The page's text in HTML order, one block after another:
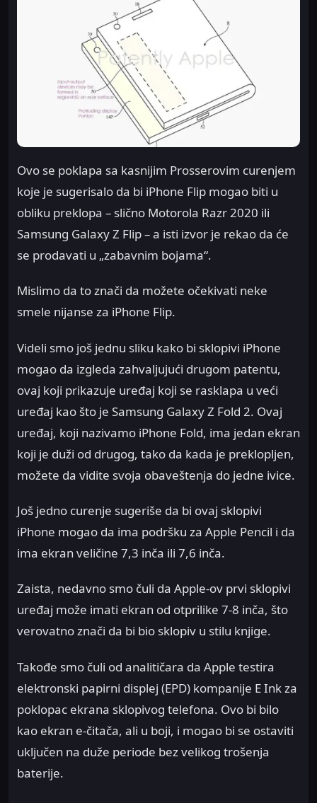
Ovo se poklapa sa kasnijim Prosserovim curenjem
koje je sugerisalo da bi iPhone Flip mogao biti u
obliku preklopa – slično Motorola Razr 2020 ili
Samsung Galaxy Z Flip – a isti izvor je rekao da će
se prodavati u „zabavnim bojama“.
Mislimo da to znači da možete očekivati neke
smele nijanse za iPhone Flip.
Videli smo još jednu sliku kako bi sklopivi iPhone
mogao da izgleda zahvaljujući drugom patentu,
ovaj koji prikazuje uređaj koji se rasklapa u veći
uređaj kao što je Samsung Galaxy Z Fold 2. Ovaj
uređaj, koji nazivamo iPhone Fold, ima jedan ekran
koji je duži od drugog, tako da kada je preklopljen,
možete da vidite svoja obaveštenja do jedne ivice.
Još jedno curenje sugeriše da bi ovaj sklopivi
iPhone mogao da ima podršku za Apple Pencil i da
ima ekran veličine 7,3 inča ili 7,6 inča.
Zaista, nedavno smo čuli da Apple-ov prvi sklopivi
uređaj može imati ekran od otprilike 7-8 inča, što
verovatno znači da bi bio sklopiv u stilu knjige.
Takođe smo čuli od analitičara da Apple testira
elektronski papirni displej (EPD) kompanije E Ink za
poklopac ekrana sklopivog telefona. Ovo bi bilo
kao ekran e-čitača, ali u boji, i mogao bi se ostaviti
uključen na duže periode bez velikog trošenja
baterije.